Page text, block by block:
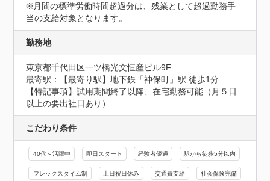
※月間の標準労働時間超過分は、残業として超過勤務手
当の支給対象となります。
勤務地
東京都千代田区一ツ橋光文恒産ビル9F
最寄駅：【最寄り駅】地下鉄「神保町」駅 徒歩1分
【特記事項】試用期間終了以降、在宅勤務可能（月５日
以上の要出社日あり）
こだわり条件
40代～活躍中 即日スタート 経験者優遇 駅から徒歩5分以内
フレックスタイム制 土日祝日休み 交通費支給 社会保険完備